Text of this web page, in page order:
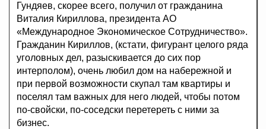
Гундяев, скорее всего, получил от гражданина
Виталия Кириллова, президента АО
«Международное Экономическое Сотрудничество».
Гражданин Кириллов, (кстати, фигурант целого ряда
уголовных дел, разыскивается до сих пор
интерполом), очень любил дом на набережной и
при первой возможности скупал там квартиры и
поселял там важных для него людей, чтобы потом
по-свойски, по-соседски перетереть с ними за
бизнес.